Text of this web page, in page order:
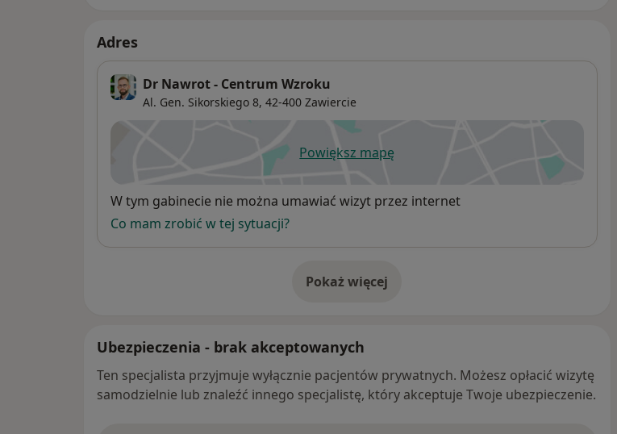
Adres
Dr Nawrot - Centrum Wzroku
Al. Gen. Sikorskiego 8, 42-400 Zawiercie
Powiększ mapęotwiera się w nowej karcie
Dostępność
W tym gabinecie nie można umawiać wizyt przez internet
Co mam zrobić w tej sytuacji?
Pokaż więcej
o adresie
Ubezpieczenia - brak akceptowanych
Ten specjalista przyjmuje wyłącznie pacjentów prywatnych. Możesz opłacić wizytę
samodzielnie lub znaleźć innego specjalistę, który akceptuje Twoje ubezpieczenie.